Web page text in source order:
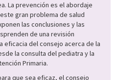
La prevención es el abordaje
gran problema de salud
las conclusiones y las
de una revisión
eficacia del consejo acerca de la
la consulta del pediatra y la
Primaria.
que sea eficaz, el consejo